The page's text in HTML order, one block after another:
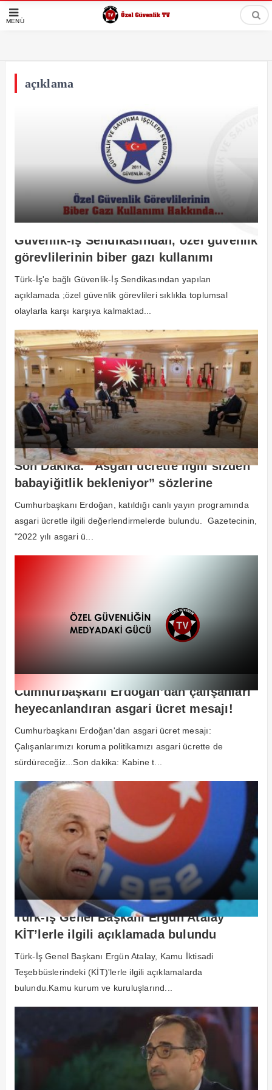
MENÜ
açıklama
Güvenlik-İş Sendikasından, özel güvenlik
görevlilerinin biber gazı kullanımı
hakkında açıklama
Türk-İş'e bağlı Güvenlik-İş Sendikasından yapılan
açıklamada ;özel güvenlik görevlileri sıklıkla toplumsal
olaylarla karşı karşıya kalmaktad...
Son Dakika: “Asgari ücretle ilgili sizden
babayiğitlik bekleniyor” sözlerine
Cumhurbaşkanı Erdoğan’dan herkesi
heyecanlandıran yanıt
Cumhurbaşkanı Erdoğan, katıldığı canlı yayın programında
asgari ücretle ilgili değerlendirmelerde bulundu. Gazetecinin,
"2022 yılı asgari ü...
Cumhurbaşkanı Erdoğan’dan çalışanları
heyecanlandıran asgari ücret mesajı!
Çok net konuştu!
Cumhurbaşkanı Erdoğan'dan asgari ücret mesajı:
Çalışanlarımızı koruma politikamızı asgari ücrette de
sürdüreceğiz...Son dakika: Kabine t...
Türk-İş Genel Başkanı Ergün Atalay
KİT’lerle ilgili açıklamada bulundu
Türk-İş Genel Başkanı Ergün Atalay, Kamu İktisadi
Teşebbüslerindeki (KİT)'lerle ilgili açıklamalarda
bulundu.Kamu kurum ve kuruluşlarınd...